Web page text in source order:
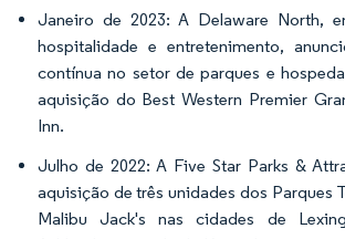
Janeiro de 2023: A Delaware North,
hospitalidade e entretenimento,
contínua no setor de parques e
aquisição do Best Western Premier
Inn.
Julho de 2022: A Five Star Parks &
aquisição de três unidades dos Parques
Malibu Jack's nas cidades de